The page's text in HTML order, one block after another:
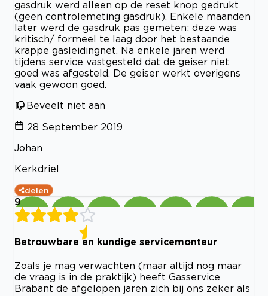
gasdruk werd alleen op de reset knop gedrukt
(geen controlemeting gasdruk). Enkele maanden
later werd de gasdruk pas gemeten; deze was
kritisch/ formeel te laag door het bestaande
krappe gasleidingnet. Na enkele jaren werd
tijdens service vastgesteld dat de geiser niet
goed was afgesteld. De geiser werkt overigens
vaak gewoon goed.
Beveelt niet aan
28 September 2019
Johan
Kerkdriel
delen
9
Betrouwbare en kundige servicemonteur
Zoals je mag verwachten (maar altijd nog maar
de vraag is in de praktijk) heeft Gasservice
Brabant de afgelopen jaren zich bij ons zeker als